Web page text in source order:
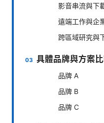
影音串流與下
遠端工作與企
跨區域研究與
具體品牌與方案
品牌 A
品牌 B
品牌 C